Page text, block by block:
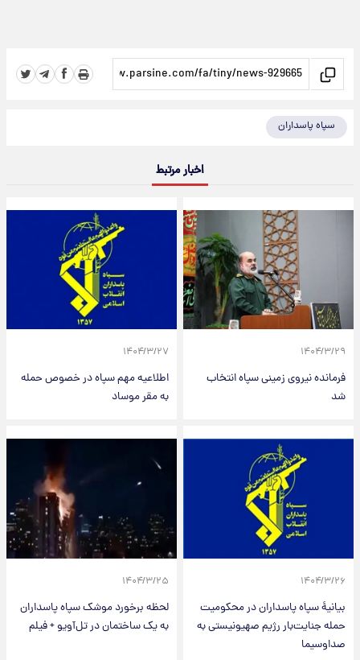
سپاه پاسداران
اخبار مرتبط
۱۴۰۴/۳/۲۹
فرمانده نیروی زمینی سپاه انتخاب
شد
۱۴۰۴/۳/۲۷
اطلاعیه مهم سپاه در خصوص حمله
به مقر موساد
۱۴۰۴/۳/۲۶
بیانیۀ سپاه پاسداران در محکومیت
حمله جنایت‌بار رژیم صهیونیستی به
صداوسیما
۱۴۰۴/۳/۲۵
لحظه برخورد موشک سپاه پاسداران
به یک ساختمان در تل‌آویو + فیلم